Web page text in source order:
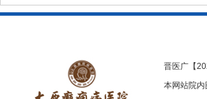
晋医广【
本网站院